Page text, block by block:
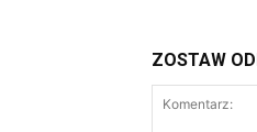
ZOSTAW